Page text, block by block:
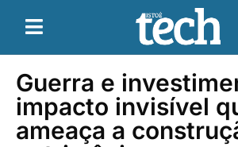
Guerra e
impacto invisível
ameaça a